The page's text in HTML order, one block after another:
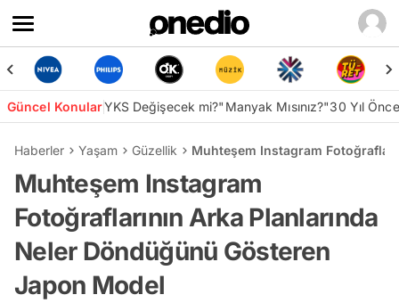
Güncel KonularYKS Değişecek mi?"Manyak Mısınız?"30 Yıl
Haberler Yaşam Güzellik Muhteşem Instagram
Muhteşem Instagram
Fotoğraflarının Arka Planlarında
Neler Döndüğünü Gösteren
Japon Model